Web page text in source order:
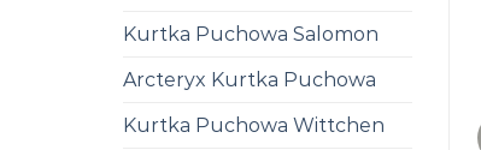
Kurtka Puchowa Salomon
Arcteryx Kurtka Puchowa
Kurtka Puchowa Wittchen